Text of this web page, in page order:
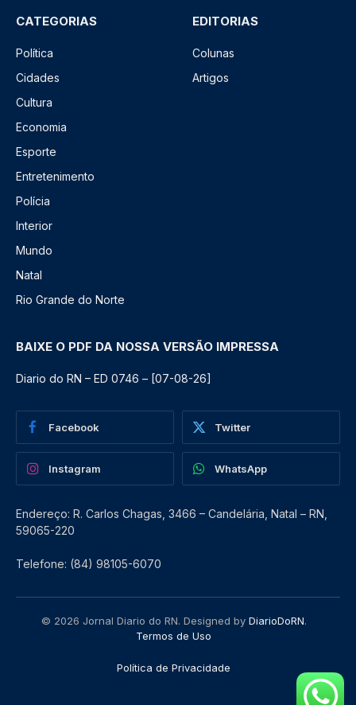
CATEGORIAS
Política
Cidades
Cultura
Economia
Esporte
Entretenimento
Polícia
Interior
Mundo
Natal
Rio Grande do Norte
EDITORIAS
Colunas
Artigos
BAIXE O PDF DA NOSSA VERSÃO IMPRESSA
Diario do RN – ED 0746 – [07-08-26]
Facebook Twitter
Instagram WhatsApp
Endereço: R. Carlos Chagas, 3466 – Candelária, Natal – RN,
59065-220
Telefone: (84) 98105-6070
© 2026 Jornal Diario do RN. Designed by DiarioDoRN.
Termos de Uso
Política de Privacidade